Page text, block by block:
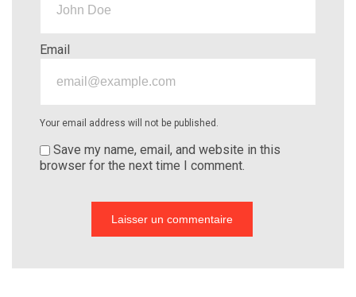
Email
Your email address will not be published.
Save my name, email, and website in this
browser for the next time I comment.